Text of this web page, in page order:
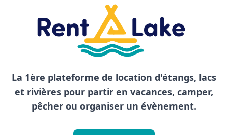
La 1ère plateforme de location d'étangs, lacs
et rivières pour partir en vacances, camper,
pêcher ou organiser un évènement.